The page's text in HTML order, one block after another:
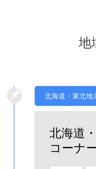
地
北海道・東北地
北海道
コーナ